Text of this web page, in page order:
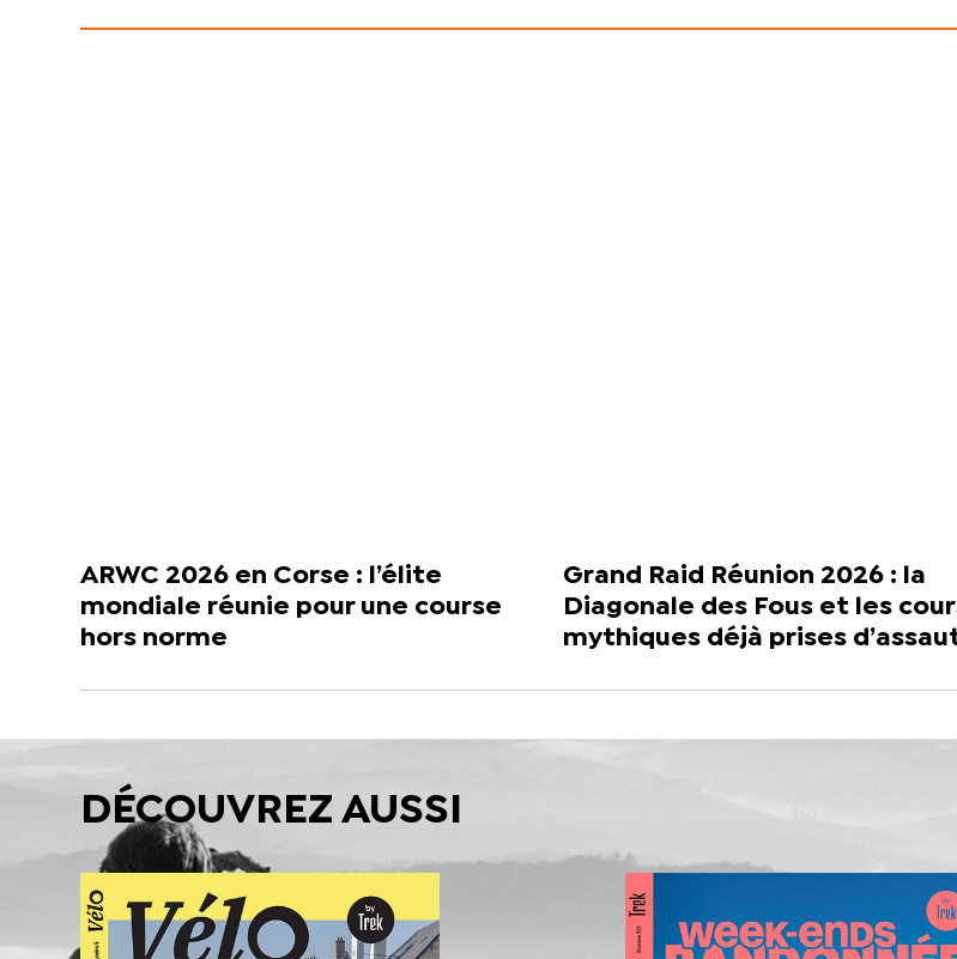
ARWC 2026 en Corse : l’élite
mondiale réunie pour une course
hors norme
Grand Raid Réunion 2026 : la
Diagonale des Fous et les
mythiques déjà prises
DÉCOUVREZ AUSSI